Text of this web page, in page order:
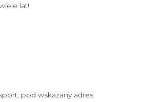
lat!
pod wskazany adres.